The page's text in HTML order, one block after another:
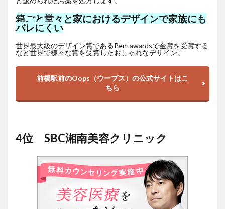
箱ごと堂々と家におけるデザインで家族にも
バレにくい
世界最大級のデザイン賞であるPentawardsで金賞を受賞する
など世界で様々な賞を受賞したおしゃれなデザイン。
前橋駅前のOops（ウープス）の公式サイトはこ
ちら
4位 SBC湘南美容クリニック